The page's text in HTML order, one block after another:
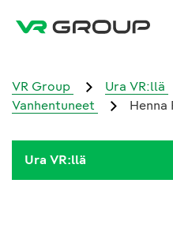
VR Group Ura VR:llä
Vanhentuneet
Henna
Ura VR:llä